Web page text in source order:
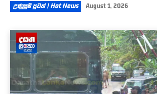
උණුසුම් පුවත් | Hot News August 1, 2026